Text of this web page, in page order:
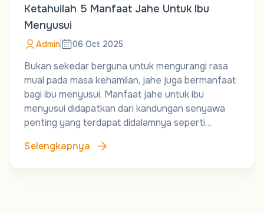
Ketahuilah 5 Manfaat Jahe Untuk Ibu
Menyusui
Admin 06 Oct 2025
Bukan sekedar berguna untuk mengurangi rasa
mual pada masa kehamilan, jahe juga bermanfaat
bagi ibu menyusui. Manfaat jahe untuk ibu
menyusui didapatkan dari kandungan senyawa
penting yang terdapat didalamnya seperti…
Selengkapnya